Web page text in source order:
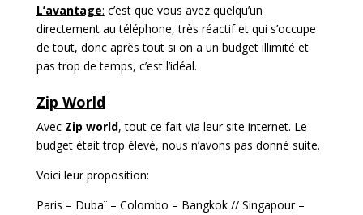
L’avantage: c’est que vous avez quelqu’un
directement au téléphone, très réactif et qui s’occupe
de tout, donc après tout si on a un budget illimité et
pas trop de temps, c’est l’idéal.
Zip World
Avec Zip world, tout ce fait via leur site internet. Le
budget était trop élevé, nous n’avons pas donné suite.
Voici leur proposition:
Paris – Dubaï – Colombo – Bangkok // Singapour –